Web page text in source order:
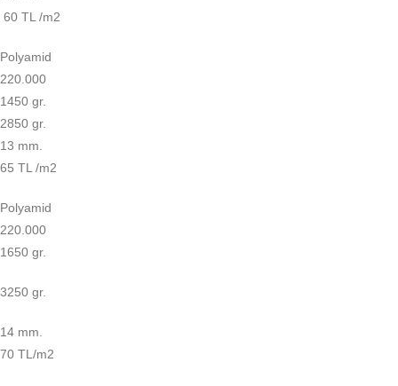
60 TL /m2
Polyamid
220.000
1450 gr.
2850 gr.
13 mm.
65 TL /m2
Polyamid
220.000
1650 gr.
3250 gr.
14 mm.
70 TL/m2